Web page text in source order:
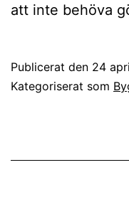
att inte behöva
Publicerat den 24
Kategoriserat som